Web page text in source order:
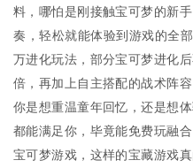
料，哪怕是刚接触宝可梦的新
奏，轻松就能体验到游戏的全
万进化玩法，部分宝可梦进化
倍，再加上自主搭配的战术阵
你是想重温童年回忆，还是想
都能满足你，毕竟能免费玩融
宝可梦游戏，这样的宝藏游戏